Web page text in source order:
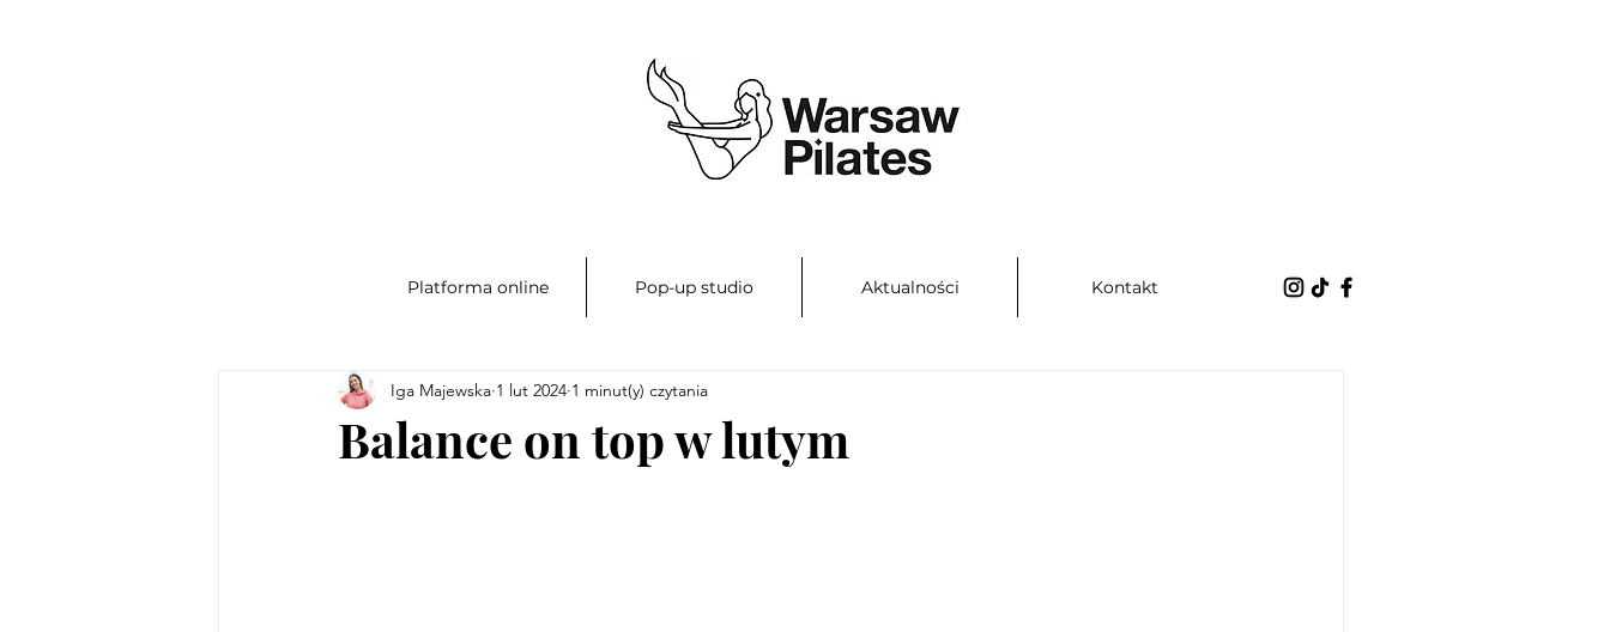
Platforma online Pop-up studio Aktualności Kontakt
Balance on top w lutym
Iga Majewska 1 lut 2024 1 minut(y) czytania